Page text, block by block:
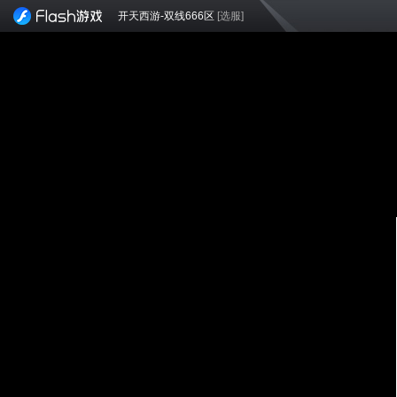
开天西游-双线666区 [选服]